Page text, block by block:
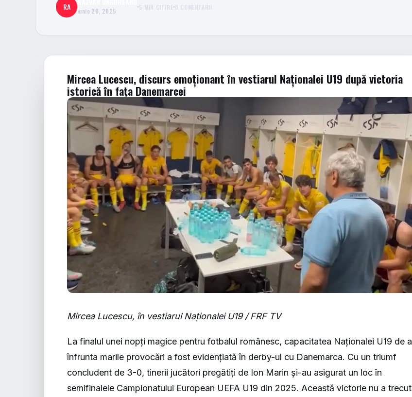
RA iunie 20, 2025 5 MIN CITIRE 0 COMENTARII
Mircea Lucescu, discurs emoționant în vestiarul Naționalei U19 după victoria
istorică în fața Danemarcei
Mircea Lucescu, în vestiarul Naționalei U19 / FRF TV
La finalul unei nopți magice pentru fotbalul românesc, capacitatea Naționalei U19 de a
înfrunta marile provocări a fost evidențiată în derby-ul cu Danemarca. Cu un triumf
concludent de 3-0, tinerii jucători pregătiți de Ion Marin și-au asigurat un loc în
semifinalele Campionatului European UEFA U19 din 2025. Această victorie nu a trecut